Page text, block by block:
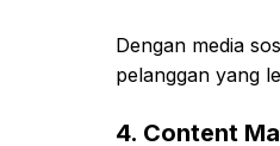
Dengan media
pelanggan yang
4. Content